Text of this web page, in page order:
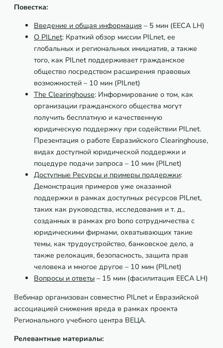
Повестка:
Введение и общая информация – 5 мин (EECA LH)
О PILnet: Краткий обзор миссии PILnet, ее
глобальных и региональных инициатив, а также
того, как PILnet поддерживает гражданское
общество посредством расширения правовых
возможностей – 10 мин (PILnet)
The Clearinghouse: Информирование о том, как
организации гражданского общества могут
получить бесплатную и качественную
юридическую поддержку при содействии PILnet.
Презентация о работе Евразийского Сlearinghouse,
видах доступной юридической поддержки и
поцедуре подачи запроса – 10 мин (PILnet)
Доступные Ресурсы и примеры поддержки:
Демонстрация примеров уже оказанной
поддержки в рамках доступных ресурсов PILnet,
таких как руководства, исследования и т. д.,
созданных в рамках pro bono сотрудничества с
юридическими фирмами, охватывающих такие
темы, как трудоустройство, банковское дело, а
также релокация, безопасность, защита прав
человека и многое другое – 10 мин (PILnet)
Вопросы и ответы – 15 мин (фасилитация EECA LH)
Вебинар организован совместно PILnet и Евразийской
ассоциацией снижения вреда в рамках проекта
Регионального учебного центра ВЕЦА.
Релевантные материалы: